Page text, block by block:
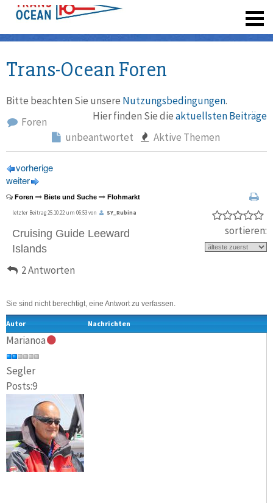
Trans-Ocean Foren
Bitte beachten Sie unsere Nutzungsbedingungen.
Hier finden Sie dieaktuellsten Beiträge
Foren
unbeantwortet
Aktive Themen
vorherige
weiter
Foren Biete und Suche Flohmarkt
letzter Beitrag 25.10.22 um 06:53 von SY_Rubina
Cruising Guide Leeward
Islands
2 Antworten
sortieren:
Sie sind nicht berechtigt, eine Antwort zu verfassen.
Autor Nachrichten
Marianoa
Segler
Posts:9